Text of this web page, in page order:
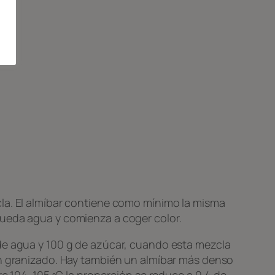
El almíbar contiene como mínimo la misma
agua y comienza a coger color.
agua y 100 g de azúcar, cuando esta mezcla
Hay también un almíbar más denso